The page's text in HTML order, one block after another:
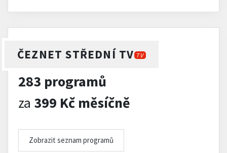
ČEZNET STŘEDNÍ TV TV
283 programů
za 399 Kč měsíčně
Zobrazit seznam programů